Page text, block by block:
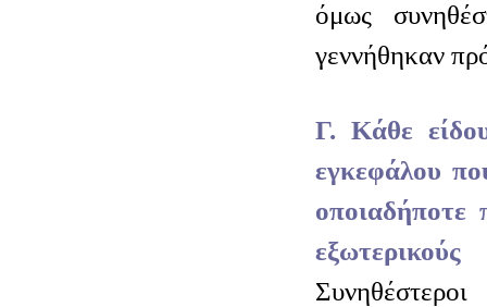
όμως
γεννήθηκαν
Γ. Κάθε
εγκεφάλου
οποιαδήποτε